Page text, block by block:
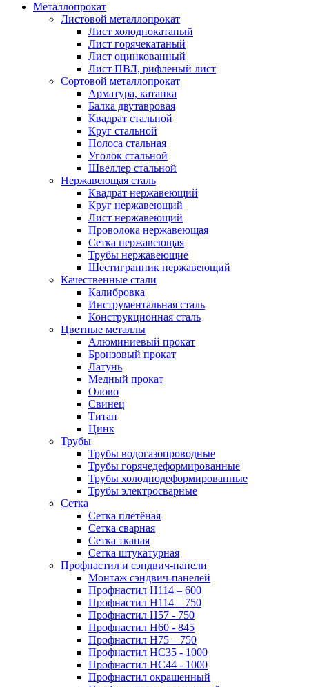
Металлопрокат
Листовой металлопрокат
Лист холоднокатаный
Лист горячекатаный
Лист оцинкованный
Лист ПВЛ, рифленый лист
Сортовой металлопрокат
Арматура, катанка
Балка двутавровая
Квадрат стальной
Круг стальной
Полоса стальная
Уголок стальной
Швеллер стальной
Нержавеющая сталь
Квадрат нержавеющий
Круг нержавеющий
Лист нержавеющий
Проволока нержавеющая
Сетка нержавеющая
Трубы нержавеющие
Шестигранник нержавеющий
Качественные стали
Калибровка
Инструментальная сталь
Конструкционная сталь
Цветные металлы
Алюминиевый прокат
Бронзовый прокат
Латунь
Медный прокат
Олово
Свинец
Титан
Цинк
Трубы
Трубы водогазопроводные
Трубы горячедеформированные
Трубы холоднодеформированные
Трубы электросварные
Сетка
Сетка плетёная
Сетка сварная
Сетка тканая
Сетка штукатурная
Профнастил и сэндвич-панели
Монтаж сэндвич-панелей
Профнастил Н114 – 600
Профнастил Н114 – 750
Профнастил Н57 - 750
Профнастил Н60 - 845
Профнастил Н75 – 750
Профнастил НС35 - 1000
Профнастил НС44 - 1000
Профнастил окрашенный